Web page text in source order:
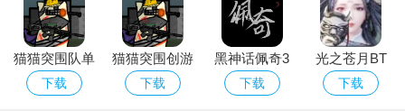
贝塔世界 高自由度像素沙盒，支持联机共建与冒险。
月亮兽园 萌系宠物收集养成，融合轻度模拟经营玩法。
创造世界 经典上帝模拟器，一键生成地形与文明。
猫猫突围队单
机版
下载
猫猫突围创游
世界最新版下
下载
黑神话佩奇3
手机版下载免
下载
光之苍月BT
版
下载